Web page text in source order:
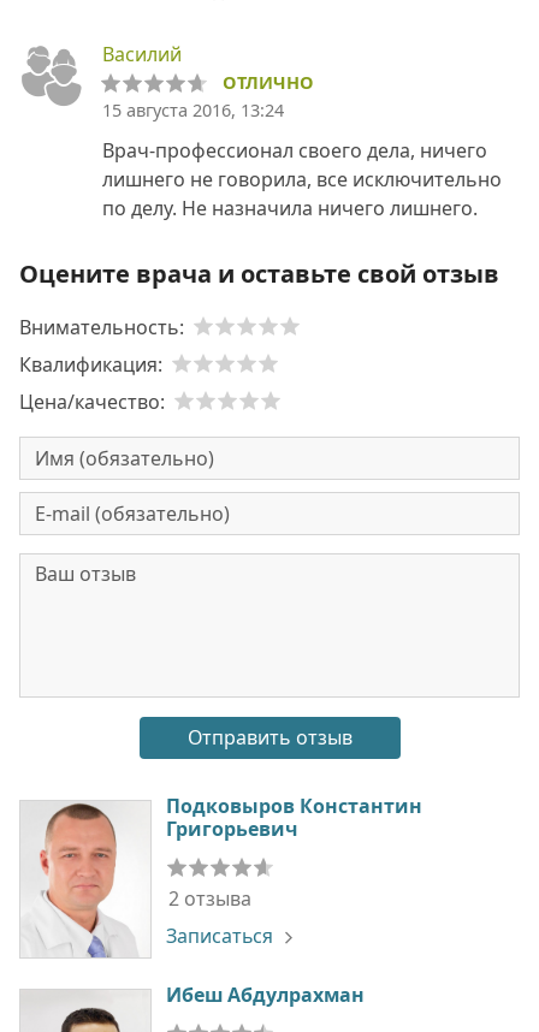
Василий
ОТЛИЧНО
15 августа 2016, 13:24
Врач-профессионал своего дела, ничего
лишнего не говорила, все исключительно
по делу. Не назначила ничего лишнего.
Оцените врача и оставьте свой отзыв
Внимательность:
Квалификация:
Цена/качество:
Подковыров Константин
Григорьевич
2 отзыва
Записаться
Ибеш Абдулрахман